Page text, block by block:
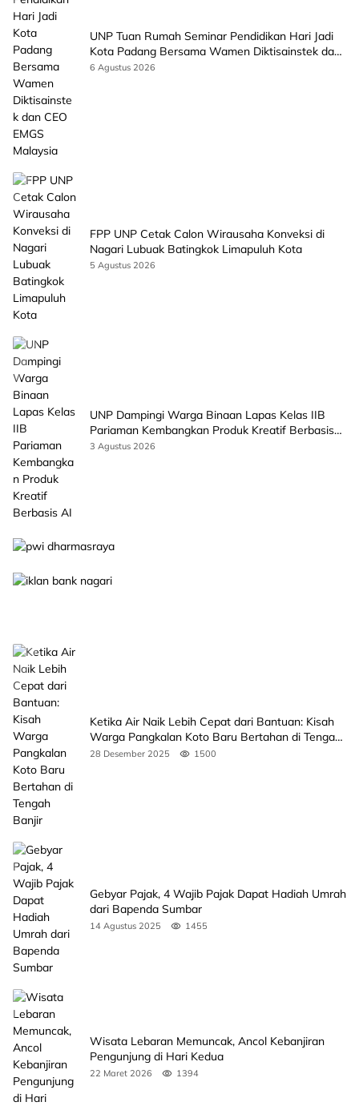
UNP Tuan Rumah Seminar Pendidikan Hari Jadi
Kota Padang Bersama Wamen Diktisainstek dan
CEO EMGS Malaysia
6 Agustus 2026
FPP UNP Cetak Calon Wirausaha Konveksi di
Nagari Lubuak Batingkok Limapuluh Kota
5 Agustus 2026
UNP Dampingi Warga Binaan Lapas Kelas IIB
Pariaman Kembangkan Produk Kreatif Berbasis
AI
3 Agustus 2026
Ketika Air Naik Lebih Cepat dari Bantuan: Kisah
Warga Pangkalan Koto Baru Bertahan di Tengah
Banjir
28 Desember 2025 1500
Gebyar Pajak, 4 Wajib Pajak Dapat Hadiah Umrah
dari Bapenda Sumbar
14 Agustus 2025 1455
Wisata Lebaran Memuncak, Ancol Kebanjiran
Pengunjung di Hari Kedua
22 Maret 2026 1394